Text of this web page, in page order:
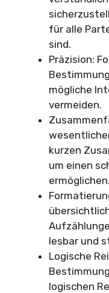
für alle
sind.
Präzision:
mögliche
vermeiden.
kurzen
um einen
ermöglichen.
lesbar und
Logische
logischen